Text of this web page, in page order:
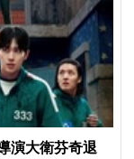
演大衛芬奇退